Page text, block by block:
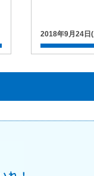
2018年9月24日